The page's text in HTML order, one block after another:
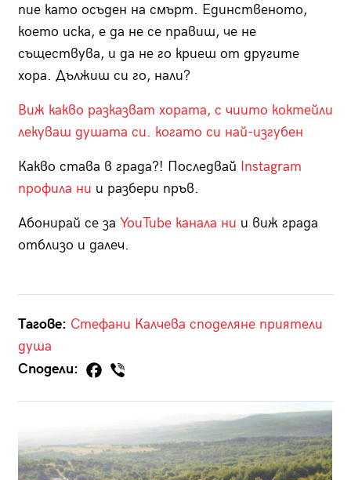
пие като осъден на смърт. Единственото,
което иска, е да не се правиш, че не
съществува, и да не го криеш от другите
хора. Дължиш си го, нали?
Виж какво разказват хората, с чиито коктейли
лекуваш душата си. когато си най-изгубен
Какво става в града?! Последвай Instagram
профила ни и разбери пръв.
Абонирай се за YouTube канала ни и виж града
отблизо и далеч.
Тагове: Стефани Калчева споделяне приятели
душа
Сподели: